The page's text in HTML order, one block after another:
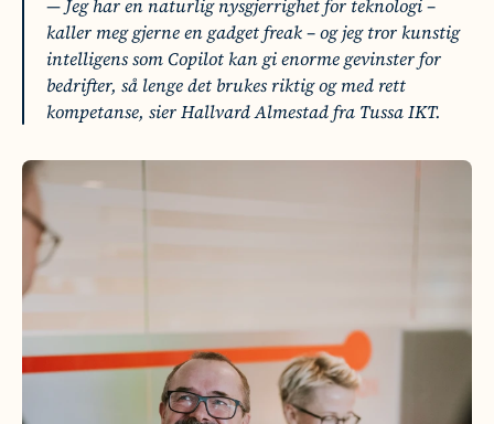
— Jeg har en naturlig nysgjerrighet for teknologi –
kaller meg gjerne en gadget freak – og jeg tror kunstig
intelligens som Copilot kan gi enorme gevinster for
bedrifter, så lenge det brukes riktig og med rett
kompetanse, sier Hallvard Almestad fra Tussa IKT.